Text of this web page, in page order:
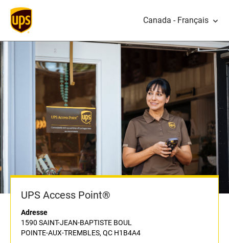
Canada - Français
UPS Access Point®
Adresse
1590 SAINT-JEAN-BAPTISTE BOUL
POINTE-AUX-TREMBLES, QC H1B4A4